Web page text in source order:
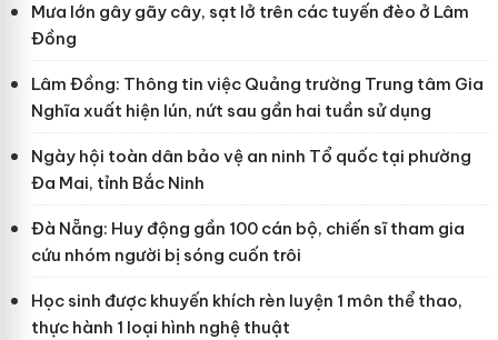
Mưa lớn gây gãy cây, sạt lở trên các tuyến đèo ở Lâm
Đồng
Lâm Đồng: Thông tin việc Quảng trường Trung tâm Gia
Nghĩa xuất hiện lún, nứt sau gần hai tuần sử dụng
Ngày hội toàn dân bảo vệ an ninh Tổ quốc tại phường
Đa Mai, tỉnh Bắc Ninh
Đà Nẵng: Huy động gần 100 cán bộ, chiến sĩ tham gia
cứu nhóm người bị sóng cuốn trôi
Học sinh được khuyến khích rèn luyện 1 môn thể thao,
thực hành 1 loại hình nghệ thuật